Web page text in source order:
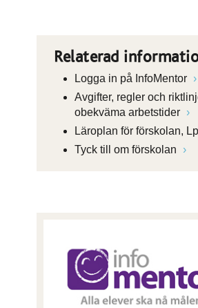
Relaterad
Logga in på InfoMentor
Avgifter, regler och
obekväma arbetstider
Läroplan för förskolan,
Tyck till om förskolan